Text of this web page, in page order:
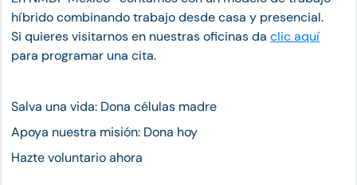
híbrido combinando trabajo desde casa y presencial.
Si quieres visitarnos en nuestras oficinas da clic aquí
para programar una cita.
Salva una vida: Dona células madre
Apoya nuestra misión: Dona hoy
Hazte voluntario ahora